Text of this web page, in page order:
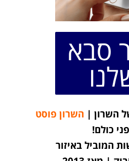
סבא
השרון | השרון פוסט
כולם!
המוביל באיזור